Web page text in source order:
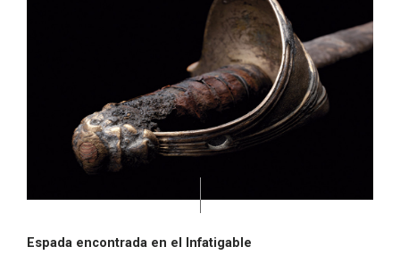
Espada encontrada en el Infatigable